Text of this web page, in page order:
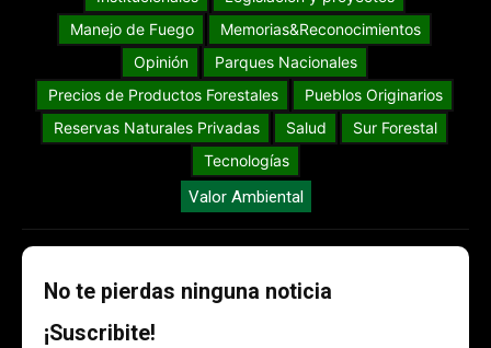
Manejo de Fuego
Memorias&Reconocimientos
Opinión
Parques Nacionales
Precios de Productos Forestales
Pueblos Originarios
Reservas Naturales Privadas
Salud
Sur Forestal
Tecnologías
Valor Ambiental
No te pierdas ninguna noticia
¡Suscribite!